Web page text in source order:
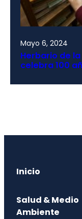
Mayo 6, 2024
Herbario de
celebra 100
Inicio
Salud & Medio
Ambiente